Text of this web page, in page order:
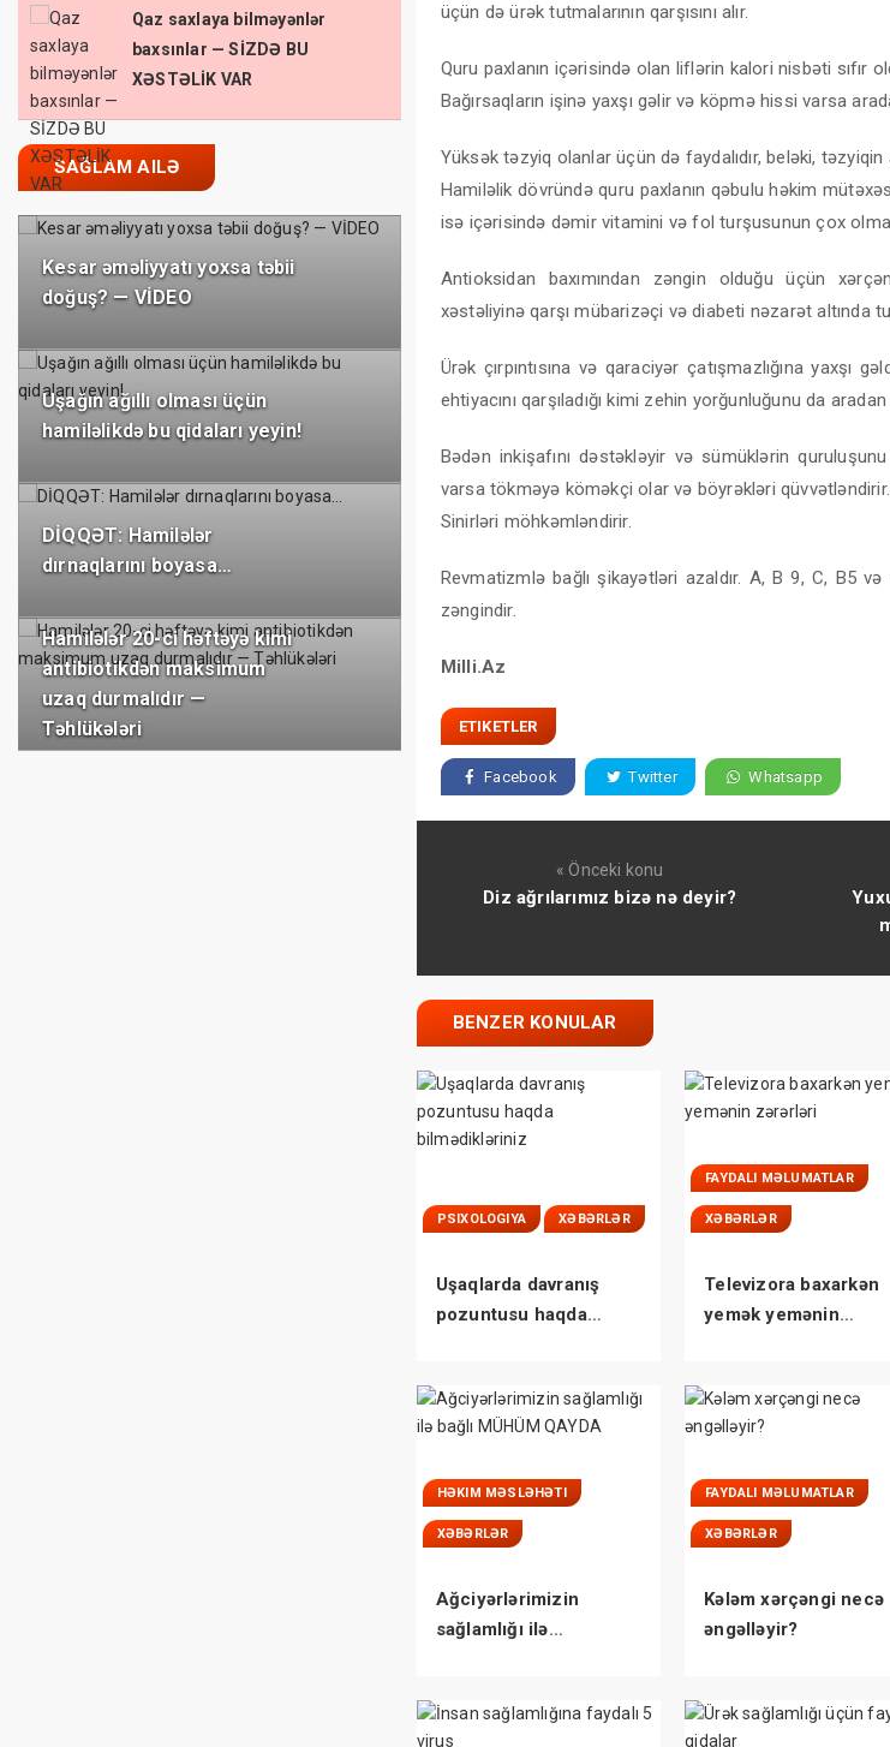
Qaz saxlaya bilməyənlər
baxsınlar — SİZDƏ BU
XƏSTƏLİK VAR
SAĞLAM AILƏ
Kesar əməliyyatı yoxsa təbii
doğuş? — VİDEO
Uşağın ağıllı olması üçün
hamiləlikdə bu qidaları yeyin!
DİQQƏT: Hamilələr
dırnaqlarını boyasa…
Hamilələr 20-ci həftəyə kimi
antibiotikdən maksimum
uzaq durmalıdır —
Təhlükələri
üçün də ürək tutmalarının qarşısını alır.
Quru paxlanın içərisində olan liflərin kalori nisbəti sıfır
Bağırsaqların işinə yaxşı gəlir və köpmə hissi varsa
Yüksək təzyiq olanlar üçün də faydalıdır, beləki, təzyiqin
Hamiləlik dövründə quru paxlanın qəbulu həkim
isə içərisində dəmir vitamini və fol turşusunun çox
Antioksidan baxımından zəngin olduğu üçün
xəstəliyinə qarşı mübarizəçi və diabeti nəzarət altında
Ürək çırpıntısına və qaraciyər çatışmazlığına yaxşı
ehtiyacını qarşıladığı kimi zehin yorğunluğunu da aradan
Bədən inkişafını dəstəkləyir və sümüklərin
varsa tökməyə köməkçi olar və böyrəkləri qüvvətləndirir.
Sinirləri möhkəmləndirir.
Revmatizmlə bağlı şikayətləri azaldır. A, B 9, C, B5 və
zəngindir.
Milli.Az
ETIKETLER
Facebook Twitter Whatsapp
« Önceki konu
Diz ağrılarımız bizə nə deyir?
BENZER KONULAR
PSIXOLOGIYA XƏBƏRLƏR
Uşaqlarda davranış
pozuntusu haqda
FAYDALI MƏLUMATLAR
XƏBƏRLƏR
Televizora baxarkən
yemək yemənin
HƏKIM MƏSLƏHƏTI
XƏBƏRLƏR
Ağciyərlərimizin
sağlamlığı ilə
FAYDALI MƏLUMATLAR
XƏBƏRLƏR
Kələm xərçəngi necə
əngəlləyir?